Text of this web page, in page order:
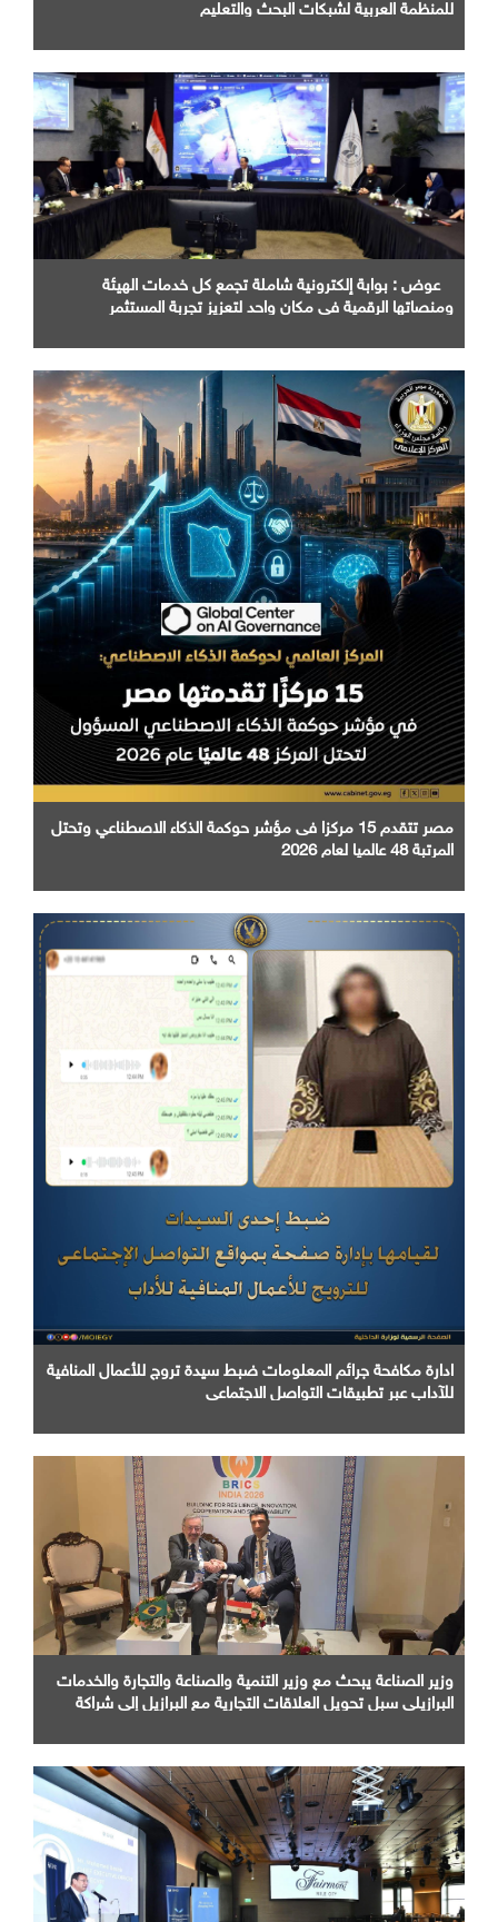
للمنظمة العربية لشبكات البحث والتعليم
عوض : بوابة إلكترونية شاملة تجمع كل خدمات الهيئة
ومنصاتها الرقمية في مكان واحد لتعزيز تجربة المستثمر
مصر تتقدم 15 مركزا فى مؤشر حوكمة الذكاء الاصطناعي وتحتل
المرتبة 48 عالميا لعام 2026
ادارة مكافحة جرائم المعلومات ضبط سيدة تروج للأعمال المنافية
للآداب عبر تطبيقات التواصل الاجتماعي
وزير الصناعة يبحث مع وزير التنمية والصناعة والتجارة والخدمات
البرازيلي سبل تحويل العلاقات التجارية مع البرازيل إلى شراكة